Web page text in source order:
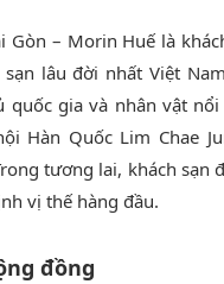
Gòn – Morin Huế là
lâu đời nhất Việt
quốc gia và nhân vật
Hàn Quốc Lim Chae
tương lai, khách sạn
vị thế hàng đầu.
đồng